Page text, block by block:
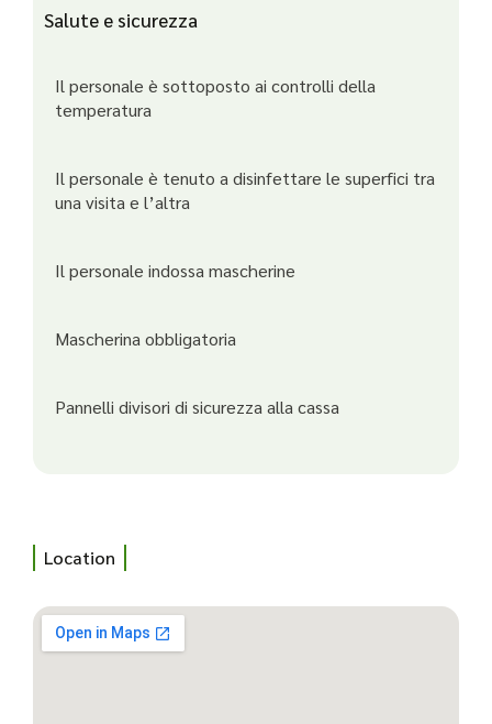
Salute e sicurezza
Il personale è sottoposto ai controlli della
temperatura
Il personale è tenuto a disinfettare le superfici tra
una visita e l’altra
Il personale indossa mascherine
Mascherina obbligatoria
Pannelli divisori di sicurezza alla cassa
Location